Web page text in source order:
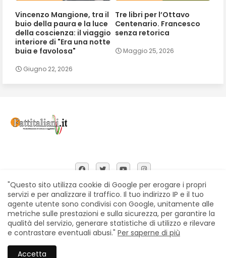
Vincenzo Mangione, tra il
buio della paura e la luce
della coscienza: il viaggio
interiore di "Era una notte
buia e favolosa"
Giugno 22, 2026
Tre libri per l’Ottavo
Centenario. Francesco
senza retorica
Maggio 25, 2026
Home Chi siamo Contatti
Privacy Policy
Segnalazioni
All Right Reserved Copyright © Fattitaliani
"Questo sito utilizza cookie di Google per erogare i propri
servizi e per analizzare il traffico. Il tuo indirizzo IP e il tuo
agente utente sono condivisi con Google, unitamente alle
metriche sulle prestazioni e sulla sicurezza, per garantire la
qualità del servizio, generare statistiche di utilizzo e rilevare
e contrastare eventuali abusi." Per saperne di più
Accetta